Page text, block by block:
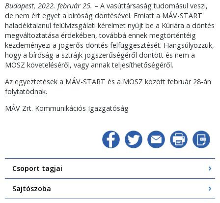
Budapest, 2022. február 25. – A vasúttársaság tudomásul veszi,
de nem ért egyet a bíróság döntésével. Emiatt a MÁV-START
haladéktalanul felülvizsgálati kérelmet nyújt be a Kúriára a döntés
megváltoztatása érdekében, továbbá ennek megtörténtéig
kezdeményezi a jogerős döntés felfüggesztését. Hangsúlyozzuk,
hogy a bíróság a sztrájk jogszerűségéről döntött és nem a
MOSZ követeléséről, vagy annak teljesíthetőségéről.
Az egyeztetések a MÁV-START és a MOSZ között február 28-án
folytatódnak.
MÁV Zrt. Kommunikációs Igazgatóság
Csoport tagjai
Sajtószoba